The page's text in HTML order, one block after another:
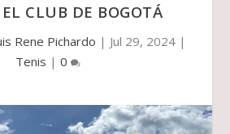
CLUB DE BOGOTÁ
Rene Pichardo | Jul 29, 2024 |
Tenis | 0